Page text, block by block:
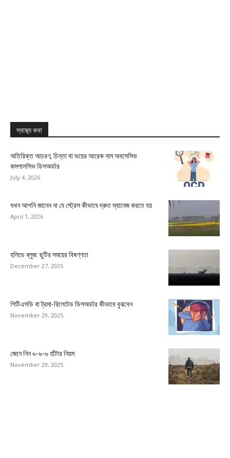
স্বাস্থ্য কথা
অতিরিক্ত আচরণ, চিন্তা বা ভয়ের আরেক নাম অবসেসিভ
কমপালসিভ ডিসঅর্ডার
July 4, 2026
যখন আপনি জানেন না যে স্ট্রেস কীভাবে দ্রুত ম্যানেজ করতে হয়
April 1, 2026
হলিডে ব্লুজ: ছুটির সময়ের বিষণ্ণতা
December 27, 2025
পিটিএসডি বা ট্রমা-রিলেটেড ডিসঅর্ডার কীভাবে বুঝবেন
November 29, 2025
জেনে নিন ৬-৬-৬ হাঁটার নিয়ম
November 29, 2025